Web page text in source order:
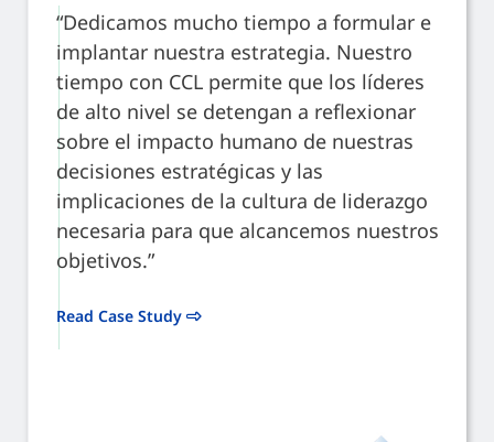
“Dedicamos mucho tiempo a formular e
implantar nuestra estrategia. Nuestro
tiempo con CCL permite que los líderes
de alto nivel se detengan a reflexionar
sobre el impacto humano de nuestras
decisiones estratégicas y las
implicaciones de la cultura de liderazgo
necesaria para que alcancemos nuestros
objetivos.”
Read Case Study